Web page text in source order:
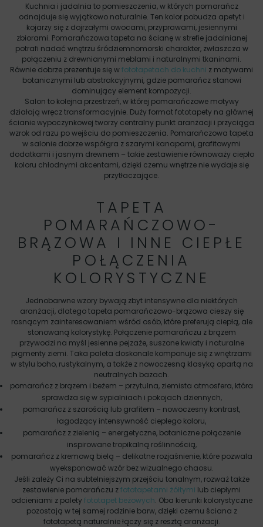
Kuchnia i jadalnia to pomieszczenia, w których pomarańcz
odnajduje się wyjątkowo naturalnie. Ten kolor pobudza apetyt i
kojarzy się z dojrzałymi owocami, przyprawami, jesiennymi
zbiorami. Pomarańczowa tapeta na ścianę w strefie jadalnianej
potrafi nadać wnętrzu śródziemnomorski charakter, zwłaszcza w
połączeniu z drewnianymi meblami i naturalnymi tkaninami.
Równie dobrze prezentuje się wfototapetach do kuchni z motywami
botanicznymi lub abstrakcyjnymi, gdzie pomarańcz stanowi
dominujący element kompozycji.
Salon to kolejna przestrzeń, w której pomarańczowe motywy
działają wręcz transformacyjnie. Duży format fototapety na głównej
ścianie wypoczynkowej tworzy centralny punkt aranżacji i przyciąga
wzrok od razu po wejściu do pomieszczenia. Pomarańczowa tapeta
w salonie dobrze współgra z szarymi kanapami, grafitowymi
dodatkami i jasnym drewnem – takie zestawienie równoważy ciepło
koloru chłodnymi akcentami, dzięki czemu wnętrze nie wydaje się
przytłaczające.
TAPETA
POMARAŃCZOWO-
BRĄZOWA I INNE CIEPŁE
POŁĄCZENIA
KOLORYSTYCZNE
Jednobarwne wzory bywają zbyt intensywne dla niektórych
aranżacji, dlatego tapeta pomarańczowo-brązowa cieszy się
rosnącym zainteresowaniem wśród osób, które preferują ciepłą, ale
stonowaną kolorystykę. Połączenie pomarańczu z brązem
przywodzi na myśl jesienne pejzaże, suszone kwiaty i naturalne
pigmenty ziemi. Taka paleta doskonale komponuje się z wnętrzami
w stylu boho, rustykalnym, a także z nowoczesną klasyką opartą na
neutralnych bazach.
pomarańcz z brązem i beżem – przytulna, ziemista atmosfera, która
sprawdza się w sypialniach i pokojach dziennych,
pomarańcz z szarością lub grafitem – nowoczesny kontrast,
łagodzący intensywność ciepłego koloru,
pomarańcz z zielenią – energetyczne, botaniczne połączenie
inspirowane tropikalną roślinnością,
pomarańcz z kremową bielą – delikatne rozjaśnienie, które pozwala
wyeksponować wzór bez wizualnego chaosu.
Jeśli zależy Ci na subtelniejszym przejściu tonalnym, rozważ także
zestawienie pomarańczu zfototapetami żółtymi lub ciepłymi
odcieniami z paletyfototapet beżowych. Oba kierunki kolorystyczne
pozostają w tej samej rodzinie barw, dzięki czemu ściana z
fototapetą naturalnie łączy się z resztą aranżacji.